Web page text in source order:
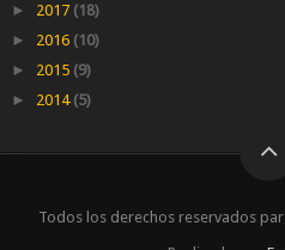
► 2017 (18)
► 2016 (10)
► 2015 (9)
► 2014 (5)
Todos los derechos reservados